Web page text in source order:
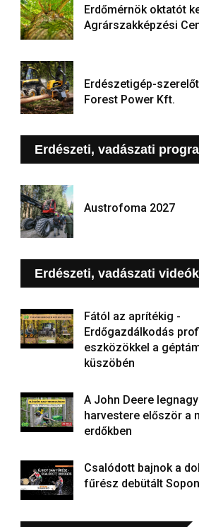
Erdőmérnök oktatót
Agrárszakképzési
Erdészetigép-
Forest Power Kft.
Erdészeti, vadászati
Austrofoma 2027
Erdészeti, vadászati videók
Fától az aprítékig -
Erdőgazdálkodás
eszközökkel a
küszöbén
A John Deere
harvestere először a
erdőkben
Csalódott bajnok a
fűrész debütált